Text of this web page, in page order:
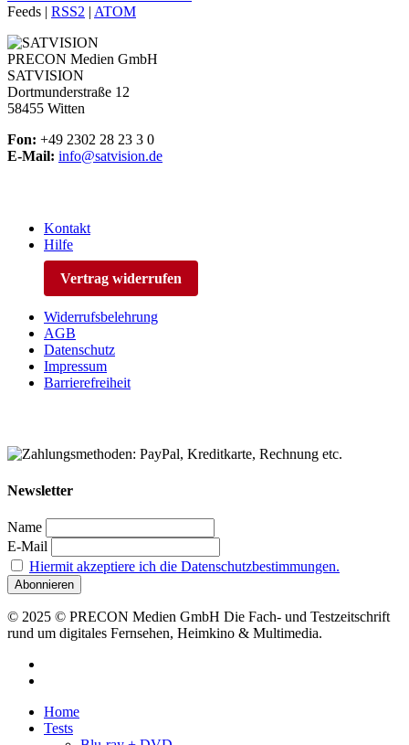
Feeds | RSS2 | ATOM
PRECON Medien GmbH
SATVISION
Dortmunderstraße 12
58455 Witten
Fon: +49 2302 28 23 3 0
E-Mail: info@satvision.de
Kontakt
Hilfe
Vertrag widerrufen
Widerrufsbelehrung
AGB
Datenschutz
Impressum
Barrierefreiheit
Newsletter
Name
E-Mail
Hiermit akzeptiere ich die Datenschutzbestimmungen.
© 2025 © PRECON Medien GmbH Die Fach- und Testzeitschrift
rund um digitales Fernsehen, Heimkino & Multimedia.
Close
Menu
Home
Tests